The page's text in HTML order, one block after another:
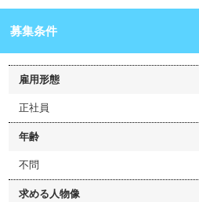
募集条件
雇用形態
正社員
年齢
不問
求める人物像